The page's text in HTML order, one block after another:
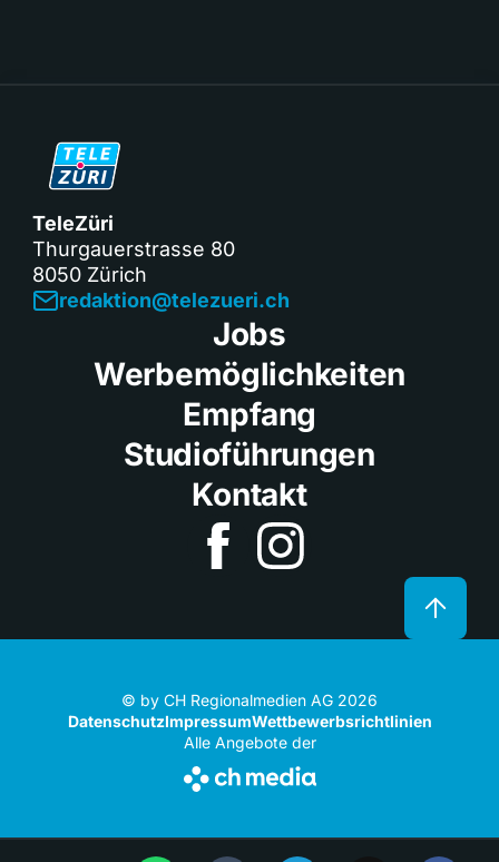
TeleZüri
Thurgauerstrasse 80
8050 Zürich
redaktion@telezueri.ch
Jobs
Werbemöglichkeiten
Empfang
Studioführungen
Kontakt
© by CH Regionalmedien AG 2026
DatenschutzImpressumWettbewerbsrichtlinien
Alle Angebote der